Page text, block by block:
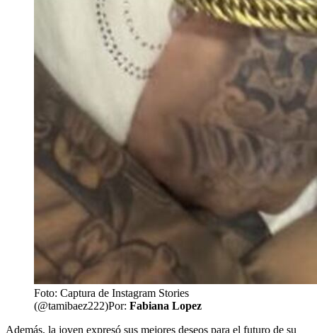
Foto: Captura de Instagram Stories
(@tamibaez222)Por: Fabiana Lopez
Además, la joven expresó sus mejores deseos para el futuro de su